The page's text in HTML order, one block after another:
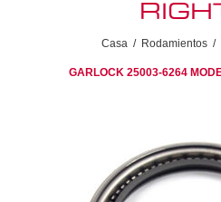
Casa / Rodamientos /
GARLOCK 25003-6264